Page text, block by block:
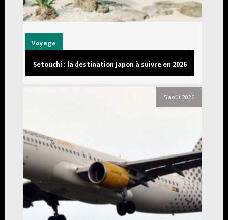
Voyage
Setouchi : la destination Japon à suivre en 2026
5 août 2026